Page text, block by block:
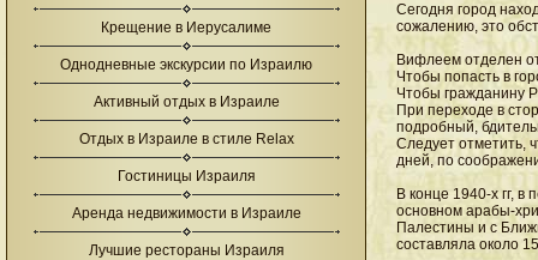
Крещение в Иерусалиме
Однодневные экскурсии по Израилю
Активный отдых в Израиле
Отдых в Израиле в стиле Relax
Гостиницы Израиля
Аренда недвижимости в Израиле
Лучшие рестораны Израиля
Сегодня город
сожалению, это
Вифлеем отделен
Чтобы попасть в
Чтобы гражданину
При переходе в
подробный,
Следует отметить,
дней, по
В конце 1940-х гг,
основном арабы-
Палестины и с
составляла около